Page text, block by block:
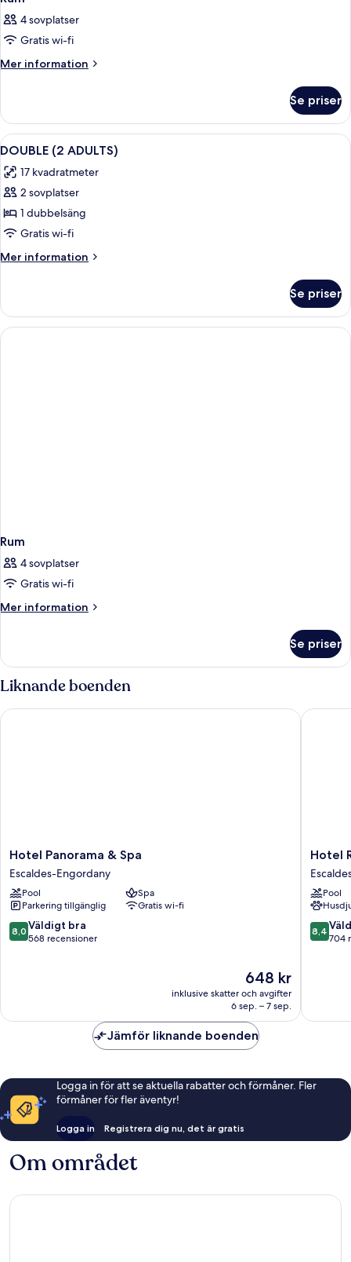
4 sovplatser
Gratis wi-fi
Mer information
Mer
Se priser
Öppna
alla
foton
för
DOUBLE
(2
ADULTS)
Minibar, värdeförvaringsskåp på
2
DOUBLE (2 ADULTS)
17 kvadratmeter
2 sovplatser
1 dubbelsäng
Gratis wi-fi
Mer information
Mer
(2
ADULTS)
Se priser
Rum
4 sovplatser
Gratis wi-fi
Mer information
Mer
Se priser
Liknande boenden
Hotel
Panorama
&
Spa
Escaldes-
Engordany
Hotel Panorama & Spa
Escaldes-Engordany
Pool
Spa
Parkering tillgänglig
Gratis wi-fi
8.0
av
8,0 Väldigt bra
568 recensioner
Priset
är
648 kr
648 kr
inklusive skatter och avgifter
6 sep. – 7 sep.
Hotel Panorama & Spa
Hotel
Roc
Blanc
&
Spa
Hotel
Pool
8.4
av
8,4
704
Hotel
Jämför liknande boenden
Logga in för att se aktuella rabatter och förmåner. Fler
förmåner för fler äventyr!
Logga in Registrera dig nu, det är gratis
Om området